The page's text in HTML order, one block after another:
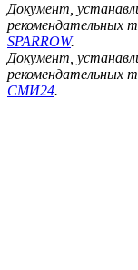
Документ,
рекомендательных
SPARROW.
Документ,
рекомендательных
СМИ24.